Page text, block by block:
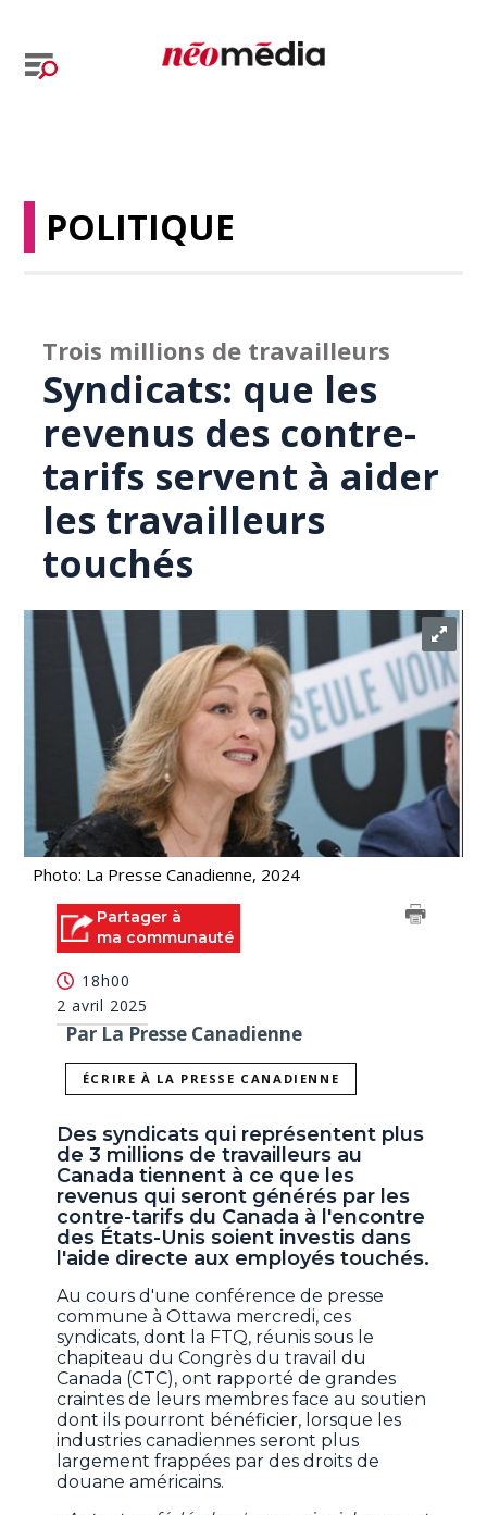
POLITIQUE
Trois millions de travailleurs
Syndicats: que les
revenus des contre-
tarifs servent à aider
les travailleurs
touchés
Photo: La Presse Canadienne, 2024
Partager à
ma communauté
18h00
2 avril 2025
Par La Presse Canadienne
ÉCRIRE À LA PRESSE CANADIENNE
Des syndicats qui représentent plus
de 3 millions de travailleurs au
Canada tiennent à ce que les
revenus qui seront générés par les
contre-tarifs du Canada à l'encontre
des États-Unis soient investis dans
l'aide directe aux employés touchés.
Au cours d'une conférence de presse
commune à Ottawa mercredi, ces
syndicats, dont la FTQ, réunis sous le
chapiteau du Congrès du travail du
Canada (CTC), ont rapporté de grandes
craintes de leurs membres face au soutien
dont ils pourront bénéficier, lorsque les
industries canadiennes seront plus
largement frappées par des droits de
douane américains.